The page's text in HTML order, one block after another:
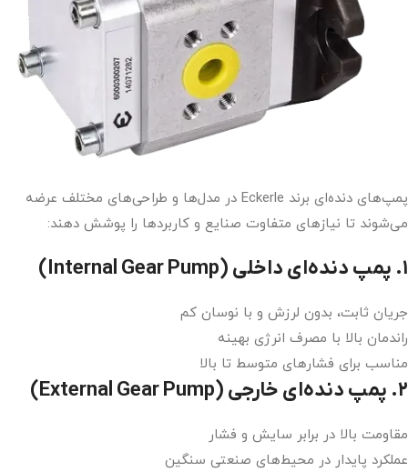
پمپ‌های دنده‌ای برند Eckerle در مدل‌ها و طراحی‌های مختلف عرضه
می‌شوند تا نیازهای متفاوت صنایع و کاربردها را پوشش دهند:
۱. پمپ دنده‌ای داخلی (Internal Gear Pump)
جریان ثابت، بدون لرزش و با نوسان کم
راندمان بالا با مصرف انرژی بهینه
مناسب برای فشارهای متوسط تا بالا
۲. پمپ دنده‌ای خارجی (External Gear Pump)
مقاومت بالا در برابر سایش و فشار
عملکرد پایدار در محیط‌های صنعتی سنگین